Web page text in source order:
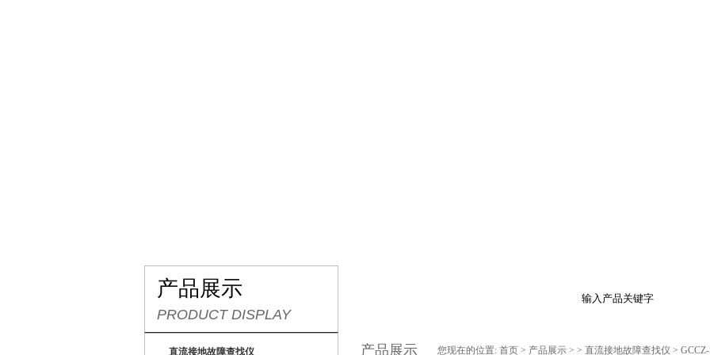
产品展示
PRODUCT DISPLAY
直流接地故障查找仪 产品展示 您现在的位置: 首页 > 产品展示 > > 直流接地故障查找仪 >